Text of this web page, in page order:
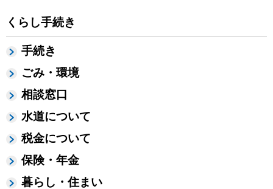
くらし手続き
手続き
ごみ・環境
相談窓口
水道について
税金について
保険・年金
暮らし・住まい